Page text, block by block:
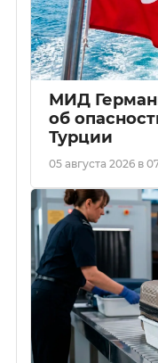
МИД
об
Турции
05 августа 2026 в